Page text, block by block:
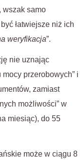
wszak samo
łatwiejsze niż ich
weryfikacja”.
nie uznając
mocy przerobowych” i
zamiast
możliwości” w
miesiąc), do 55
może w ciągu 8